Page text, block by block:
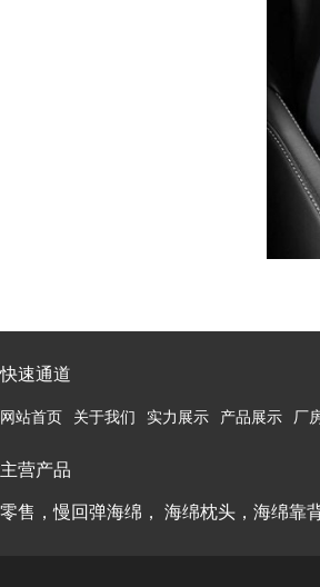
快速通道
网站首页 关于我们 实力展示 产品展示 厂
主营产品
零售，慢回弹海绵， 海绵枕头，海绵靠